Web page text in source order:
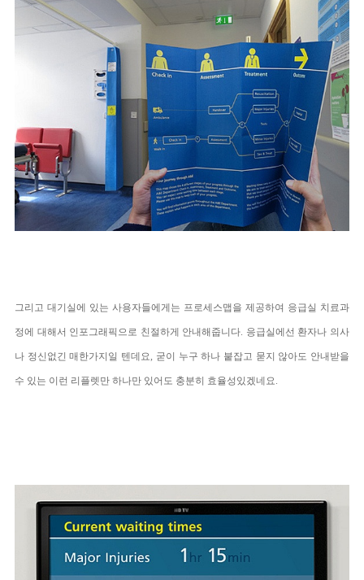
그리고 대기실에 있는 사용자들에게는 프로세스맵을 제공하여 응급실 치료과
정에 대해서 인포그래픽으로 친절하게 안내해줍니다. 응급실에선 환자나 의사
나 정신없긴 매한가지일 텐데요, 굳이 누구 하나 붙잡고 묻지 않아도 안내받을
수 있는 이런 리플렛만 하나만 있어도 충분히 효율성있겠네요.